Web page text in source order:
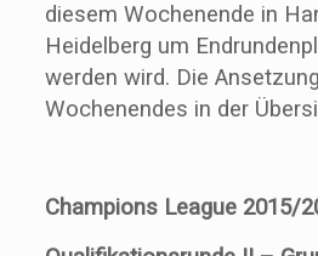
diesem Wochenende in
Heidelberg um
werden wird. Die
Wochenendes in der
Champions League 2015/